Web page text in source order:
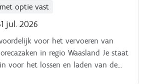
optie vast
jul. 2026
voor het vervoeren van
in regio Waasland Je staat
voor het lossen en laden van de